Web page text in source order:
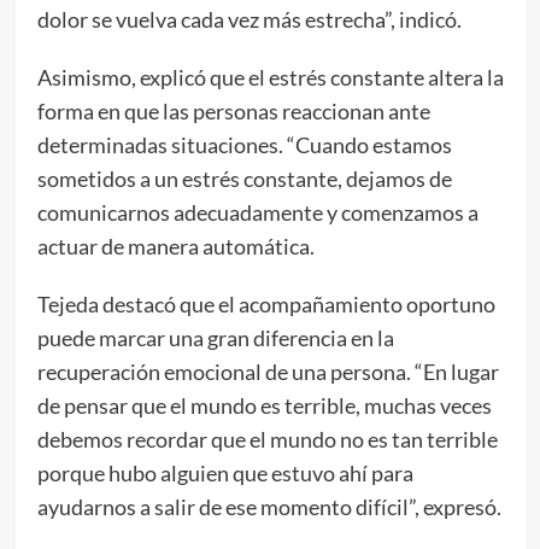
dolor se vuelva cada vez más estrecha”, indicó.
Asimismo, explicó que el estrés constante altera la
forma en que las personas reaccionan ante
determinadas situaciones. “Cuando estamos
sometidos a un estrés constante, dejamos de
comunicarnos adecuadamente y comenzamos a
actuar de manera automática.
Tejeda destacó que el acompañamiento oportuno
puede marcar una gran diferencia en la
recuperación emocional de una persona. “En lugar
de pensar que el mundo es terrible, muchas veces
debemos recordar que el mundo no es tan terrible
porque hubo alguien que estuvo ahí para
ayudarnos a salir de ese momento difícil”, expresó.